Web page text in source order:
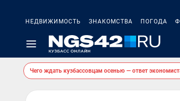
НЕДВИЖИМОСТЬ ЗНАКОМСТВА ПОГОДА
Чего ждать кузбассовцам осенью — ответ